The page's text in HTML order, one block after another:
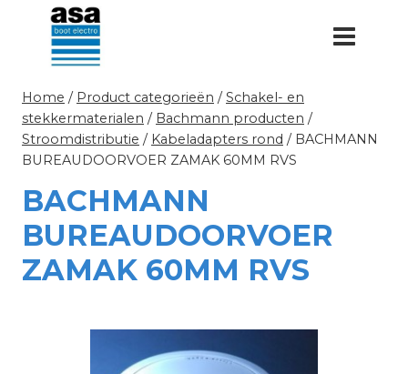
Doorgaan
inhoud
Home / Product categorieën / Schakel- en
stekkermaterialen / Bachmann producten /
Stroomdistributie / Kabeladapters rond / BACHMANN
BUREAUDOORVOER ZAMAK 60MM RVS
BACHMANN
BUREAUDOORVOER
ZAMAK 60MM RVS